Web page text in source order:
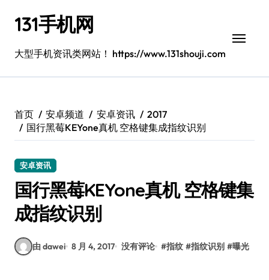
131手机网
大型手机资讯类网站！ https://www.131shouji.com
首页 安卓频道 安卓资讯
2017
国行黑莓KEYone真机 空格键集成指纹识别
安卓资讯
国行黑莓KEYone真机 空格键集
成指纹识别
由 dawei 8 月 4, 2017 没有评论 #指纹 #指纹识别 #曝光